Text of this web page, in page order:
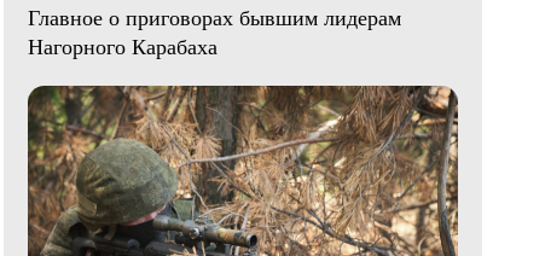
Главное о приговорах бывшим лидерам
Нагорного Карабаха